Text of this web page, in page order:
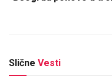
Slične Vesti